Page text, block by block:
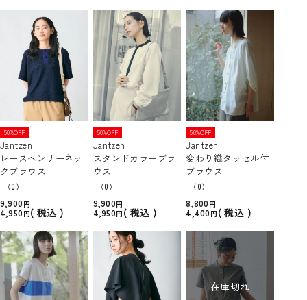
50%OFF
Jantzen
レースヘンリーネッ
クブラウス
（0）
9,900
4,950
税込
50%OFF
Jantzen
スタンドカラーブラ
ウス
（0）
9,900
4,950
税込
50%OFF
Jantzen
変わり織タッセル付
ブラウス
（0）
8,800
4,400
税込
在庫切れ